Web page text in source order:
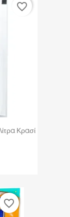
Κρασί
favorite_border
favorite_border